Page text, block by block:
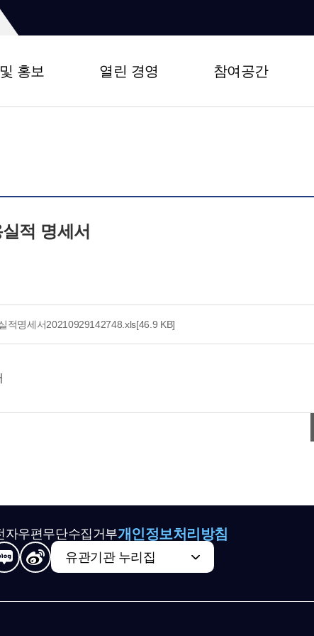
홍보 열린 경영 참여공간
적 명세서
적명세서20210929142748.xls[46.9 KB]
자우편무단수집거부개인정보처리방침
유관기관 누리집